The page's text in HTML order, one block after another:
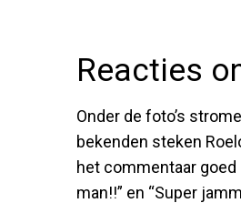
Reacties
Onder de foto’s
bekenden steken
het commentaar
man!!” en “Super